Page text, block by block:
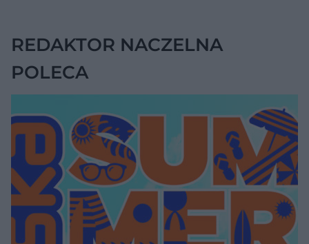
REDAKTOR NACZELNA
POLECA